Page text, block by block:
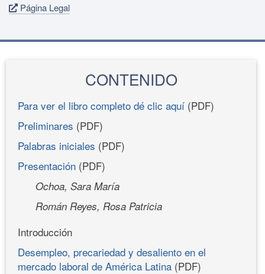
Página Legal
CONTENIDO
Para ver el libro completo dé clic aquí (PDF)
Preliminares (PDF)
Palabras iniciales (PDF)
Presentación (PDF)
Ochoa, Sara María
Román Reyes, Rosa Patricia
Introducción
Desempleo, precariedad y desaliento en el
mercado laboral de América Latina (PDF)